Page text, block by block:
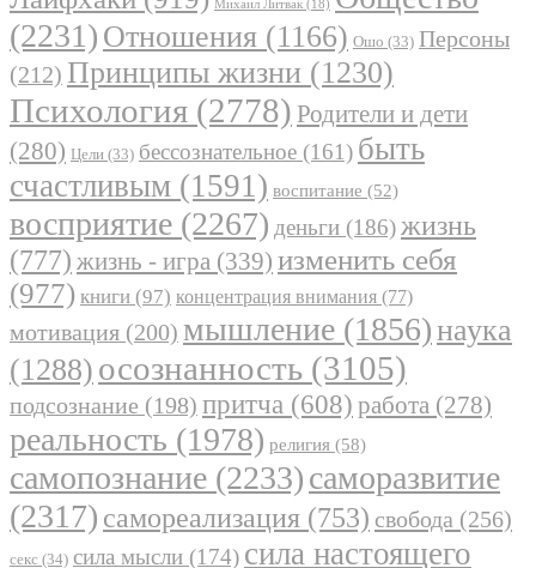
Михаил Литвак (18)
(2231) Отношения (1166) Ошо (33) Персоны
(212) Принципы жизни (1230)
Психология (2778) Родители и дети
(280) Цели (33) бессознательное (161) быть
счастливым (1591) воспитание (52)
восприятие (2267) деньги (186)жизнь
(777) жизнь - игра (339) изменить себя
(977) книги (97) концентрация внимания (77)
мотивация (200) мышление (1856)наука
(1288) осознанность (3105)
подсознание (198) притча (608) работа (278)
реальность (1978) религия (58)
самопознание (2233)саморазвитие
(2317) самореализация (753) свобода (256)
секс (34) сила мысли (174) сила настоящего